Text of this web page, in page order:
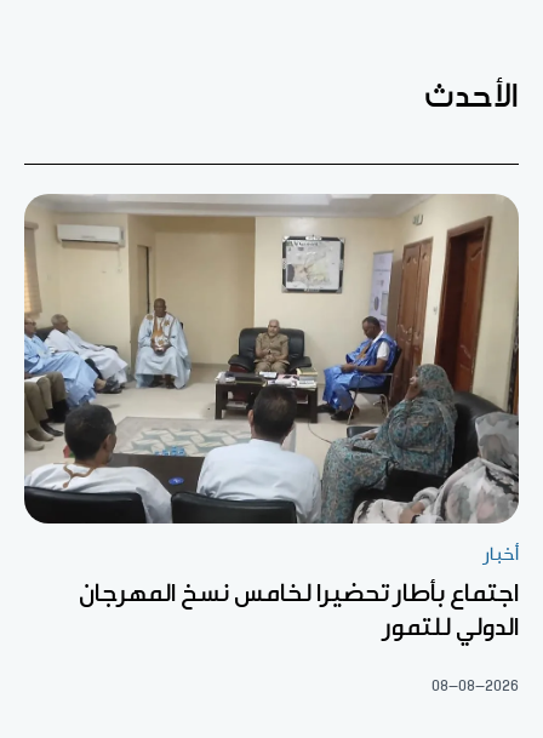
الأحدث
أخبار
اجتماع بأطار تحضيرا لخامس نسخ المهرجان
الدولي للتمور
08-08-2026